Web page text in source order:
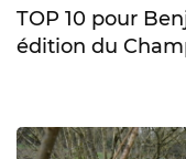
TOP 10 pour
édition du